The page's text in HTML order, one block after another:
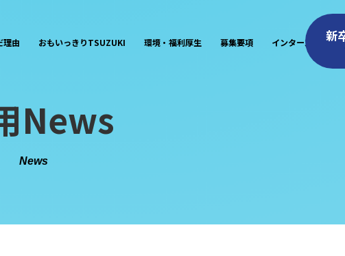
理由 おもいっきりTSUZUKI 環境・福利厚生 募集要項 インターンシップ
新
News
News